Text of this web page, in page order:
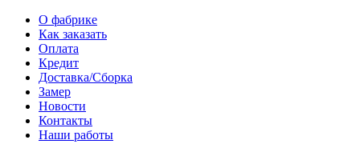
О фабрике
Как заказать
Оплата
Кредит
Доставка/Сборка
Замер
Новости
Контакты
Наши работы